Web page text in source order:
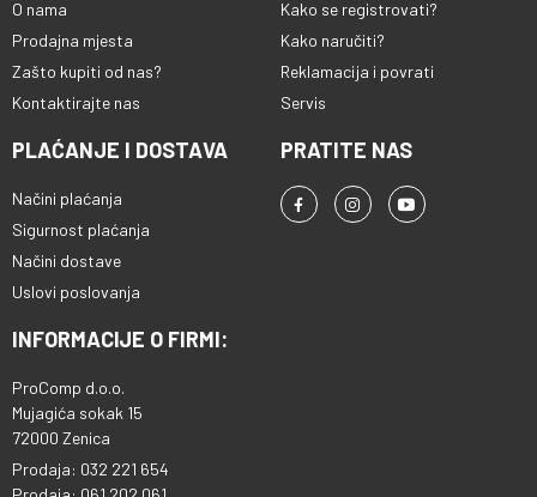
O nama
Prodajna mjesta
Zašto kupiti od nas?
Kontaktirajte nas
Kako se registrovati?
Kako naručiti?
Reklamacija i povrati
Servis
PLAĆANJE I DOSTAVA
Načini plaćanja
Sigurnost plaćanja
Načini dostave
Uslovi poslovanja
PRATITE NAS
INFORMACIJE O FIRMI:
ProComp d.o.o.
Mujagića sokak 15
72000 Zenica
Prodaja: 032 221 654